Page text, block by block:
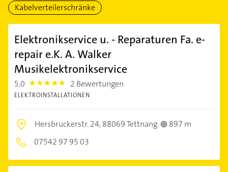
Kabelverteilerschränke
Elektronikservice u. - Reparaturen Fa. e-
repair e.K. A. Walker
Musikelektronikservice
5,0 5.0 2 Bewertungen
ELEKTROINSTALLATIONEN
Hersbruckerstr. 24,88069 Tettnang
897 m
07542 97 95 03